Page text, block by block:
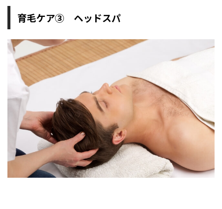
育毛ケア③ ヘッドスパ